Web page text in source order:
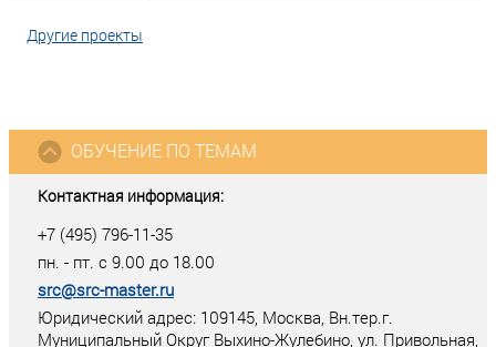
Другие проекты
Контактная информация:
+7 (495) 796-11-35
пн. - пт. с 9.00 до 18.00
src@src-master.ru
Юридический адрес: 109145, Москва, Вн.тер.г.
Муниципальный Округ Выхино-Жулебино, ул. Привольная,
ОБУЧЕНИЕ ПО ТЕМАМ